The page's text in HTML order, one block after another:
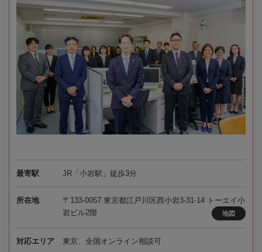
最寄駅 JR「小岩駅」徒歩3分
所在地
〒133-0057 東京都江戸川区西小岩3-31-14 トーエイ小
岩ビル2階
地図
対応エリア 東京、全国オンライン相談可